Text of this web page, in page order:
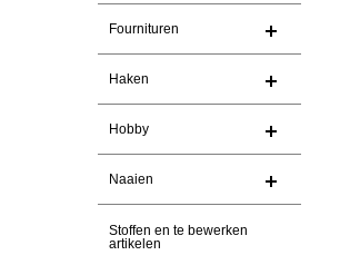
Fournituren
Haken
Hobby
Naaien
Stoffen en te bewerken
artikelen